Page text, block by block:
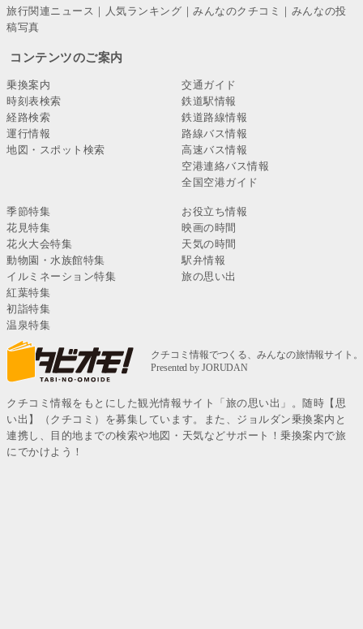
旅行関連ニュース ｜ 人気ランキング ｜みんなのクチコミ ｜ みんなの投
稿写真
コンテンツのご案内
乗換案内
時刻表検索
経路検索
運行情報
地図・スポット検索
交通ガイド
鉄道駅情報
鉄道路線情報
路線バス情報
高速バス情報
空港連絡バス情報
全国空港ガイド
季節特集
花見特集
花火大会特集
動物園・水族館特集
イルミネーション特集
紅葉特集
初詣特集
温泉特集
お役立ち情報
映画の時間
天気の時間
駅弁情報
旅の思い出
クチコミ情報をもとにした観光情報サイト「旅の思い出」。随時【思
い出】（クチコミ）を募集しています。また、ジョルダン乗換案内と
連携し、目的地までの検索や地図・天気などサポート！乗換案内で旅
にでかけよう！